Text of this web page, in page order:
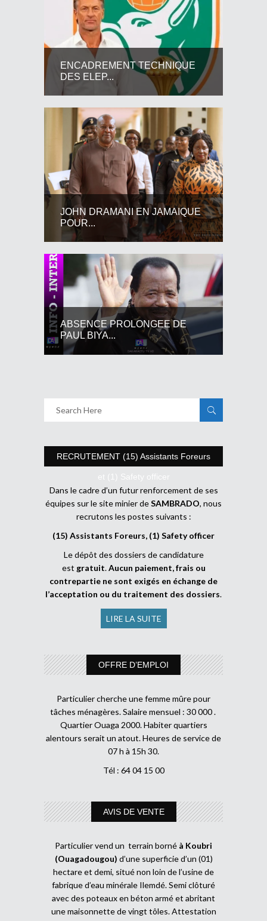
ENCADREMENT TECHNIQUE
DES ELEP...
JOHN DRAMANI EN JAMAIQUE
POUR...
ABSENCE PROLONGEE DE
PAUL BIYA...
RECRUTEMENT (15) Assistants Foreurs
et (1) Safety officer
Dans le cadre d’un futur renforcement de ses
équipes sur le site minier deSAMBRADO, nous
recrutons les postes suivants :
(15) Assistants Foreurs, (1) Safety officer
Le dépôt des dossiers de candidature
est gratuit.Aucun paiement, frais ou
contrepartie ne sont exigés en échange de
l’acceptation ou du traitement des dossiers.
LIRE LA SUITE
OFFRE D’EMPLOI
Particulier cherche une femme mûre pour
tâches ménagères. Salaire mensuel : 30 000 .
Quartier Ouaga 2000. Habiter quartiers
alentours serait un atout. Heures de service de
07 h à 15h 30.
Tél : 64 04 15 00
AVIS DE VENTE
Particulier vend un terrain borné à Koubri
(Ouagadougou) d’une superficie d’un (01)
hectare et demi, situé non loin de l’usine de
fabrique d’eau minérale Ilemdé. Semi clôturé
avec des poteaux en béton armé et abritant
une maisonnette de vingt tôles. Attestation